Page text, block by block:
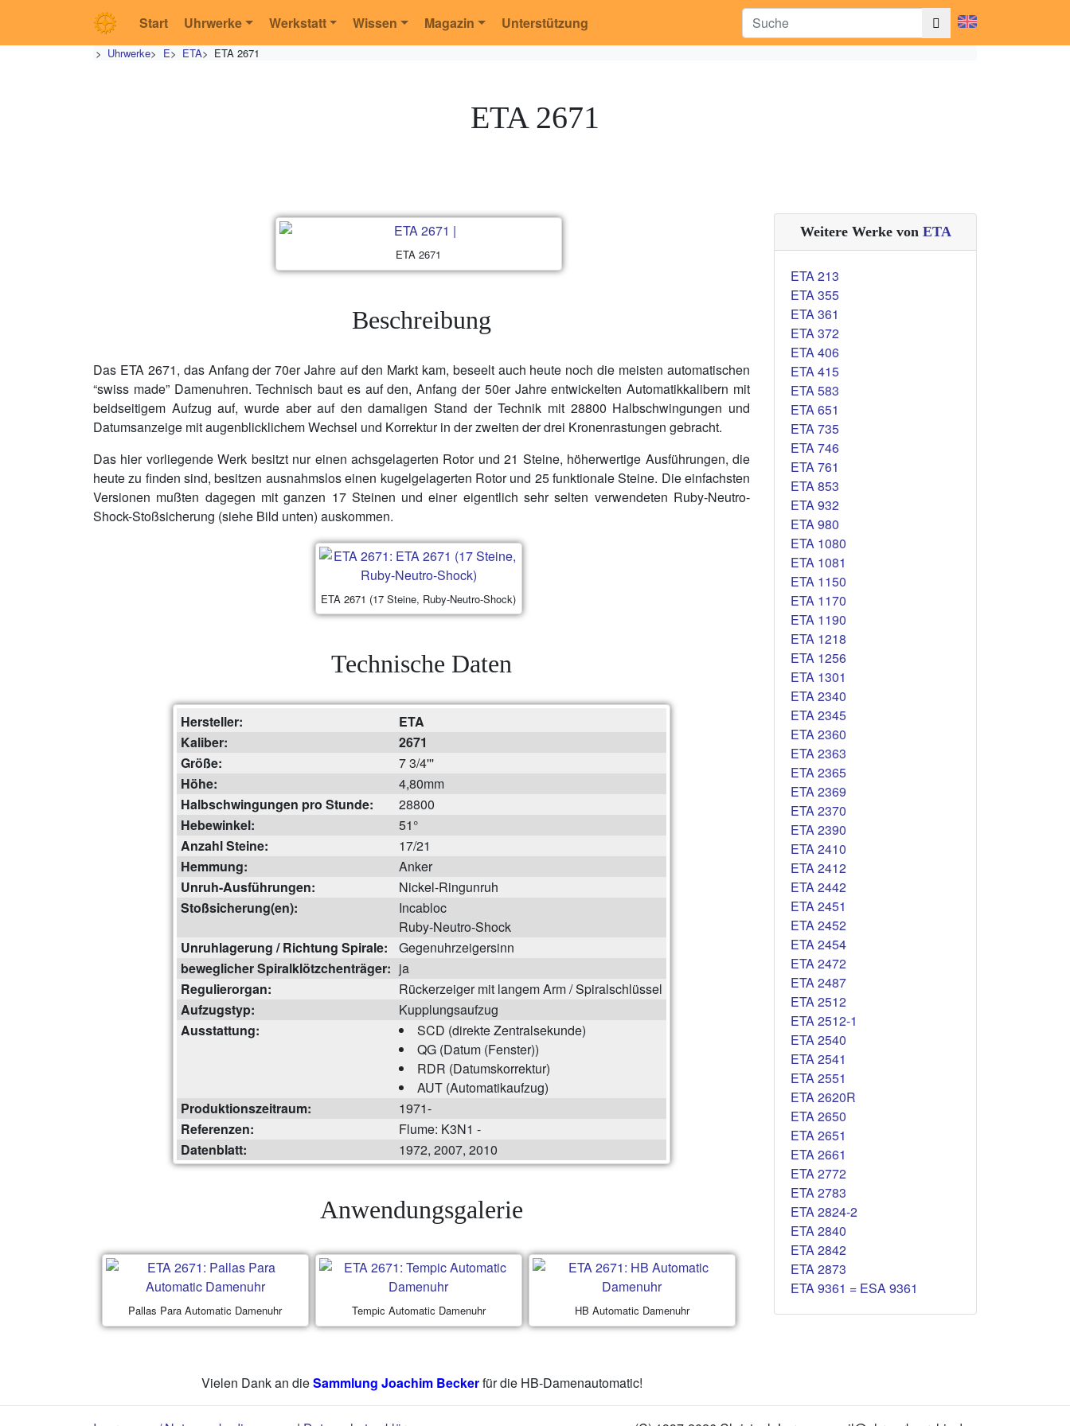
Start Uhrwerke Werkstatt Wissen Magazin Unterstützung
> Uhrwerke> E> ETA> ETA 2671
ETA 2671
ETA 2671
Beschreibung
Das ETA 2671, das Anfang der 70er Jahre auf den Markt kam, beseelt auch heute noch die meisten automatischen
“swiss made” Damenuhren. Technisch baut es auf den, Anfang der 50er Jahre entwickelten Automatikkalibern mit
beidseitigem Aufzug auf, wurde aber auf den damaligen Stand der Technik mit 28800 Halbschwingungen und
Datumsanzeige mit augenblicklichem Wechsel und Korrektur in der zweiten der drei Kronenrastungen gebracht.
Das hier vorliegende Werk besitzt nur einen achsgelagerten Rotor und 21 Steine, höherwertige Ausführungen, die
heute zu finden sind, besitzen ausnahmslos einen kugelgelagerten Rotor und 25 funktionale Steine. Die einfachsten
Versionen mußten dagegen mit ganzen 17 Steinen und einer eigentlich sehr selten verwendeten Ruby-Neutro-
Shock-Stoßsicherung (siehe Bild unten) auskommen.
ETA 2671 (17 Steine, Ruby-Neutro-Shock)
Technische Daten
Hersteller:
ETA
Kaliber:
2671
Größe:
7 3/4'''
Höhe:
4,80mm
Halbschwingungen pro Stunde:
28800
Hebewinkel:
51°
Anzahl Steine:
17/21
Hemmung:
Anker
Unruh-Ausführungen:
Nickel-Ringunruh
Stoßsicherung(en):
Incabloc
Ruby-Neutro-Shock
Unruhlagerung / Richtung Spirale:
Gegenuhrzeigersinn
beweglicher Spiralklötzchenträger: ja
Regulierorgan:
Rückerzeiger mit langem Arm / Spiralschlüssel
Aufzugstyp:
Kupplungsaufzug
Ausstattung:
SCD (direkte Zentralsekunde)
QG (Datum (Fenster))
RDR (Datumskorrektur)
AUT (Automatikaufzug)
Produktionszeitraum:
1971-
Referenzen:
Flume: K3N1 -
Datenblatt:
1972, 2007, 2010
Anwendungsgalerie
Pallas Para Automatic Damenuhr Tempic Automatic Damenuhr HB Automatic Damenuhr
Vielen Dank an dieSammlung Joachim Beckerfür die HB-Damenautomatic!
Weitere Werke von ETA
ETA 213
ETA 355
ETA 361
ETA 372
ETA 406
ETA 415
ETA 583
ETA 651
ETA 735
ETA 746
ETA 761
ETA 853
ETA 932
ETA 980
ETA 1080
ETA 1081
ETA 1150
ETA 1170
ETA 1190
ETA 1218
ETA 1256
ETA 1301
ETA 2340
ETA 2345
ETA 2360
ETA 2363
ETA 2365
ETA 2369
ETA 2370
ETA 2390
ETA 2410
ETA 2412
ETA 2442
ETA 2451
ETA 2452
ETA 2454
ETA 2472
ETA 2487
ETA 2512
ETA 2512-1
ETA 2540
ETA 2541
ETA 2551
ETA 2620R
ETA 2650
ETA 2651
ETA 2661
ETA 2772
ETA 2783
ETA 2824-2
ETA 2840
ETA 2842
ETA 2873
ETA 9361 = ESA 9361